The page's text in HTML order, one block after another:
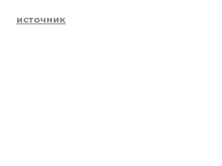
источник